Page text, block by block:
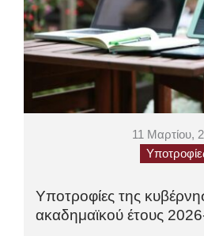
11 Μαρτίου,
Υποτροφίες της
ακαδημαϊκού έτους